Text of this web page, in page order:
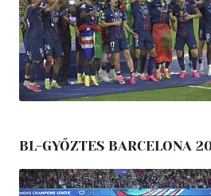
BL-GYŐZTES BARCELONA